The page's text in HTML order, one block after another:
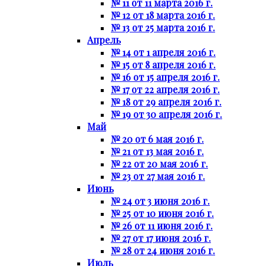
№ 11 от 11 марта 2016 г.
№ 12 от 18 марта 2016 г.
№ 13 от 25 марта 2016 г.
Апрель
№ 14 от 1 апреля 2016 г.
№ 15 от 8 апреля 2016 г.
№ 16 от 15 апреля 2016 г.
№ 17 от 22 апреля 2016 г.
№ 18 от 29 апреля 2016 г.
№ 19 от 30 апреля 2016 г.
Май
№ 20 от 6 мая 2016 г.
№ 21 от 13 мая 2016 г.
№ 22 от 20 мая 2016 г.
№ 23 от 27 мая 2016 г.
Июнь
№ 24 от 3 июня 2016 г.
№ 25 от 10 июня 2016 г.
№ 26 от 11 июня 2016 г.
№ 27 от 17 июня 2016 г.
№ 28 от 24 июня 2016 г.
Июль